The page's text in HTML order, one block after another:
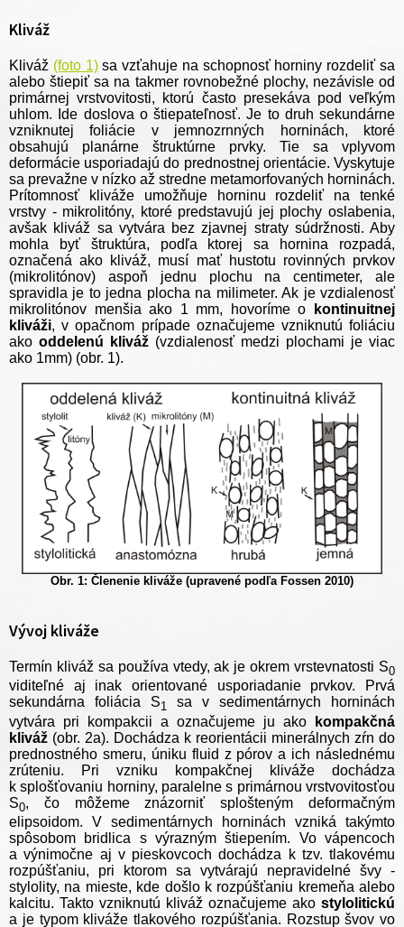
Kliváž
Kliváž (foto 1)sa vzťahuje na schopnosť horniny rozdeliť sa
alebo štiepiť sa na takmer rovnobežné plochy, nezávisle od
primárnej vrstvovitosti, ktorú často presekáva pod veľkým
uhlom. Ide doslova o štiepateľnosť. Je to druh sekundárne
vzniknutej foliácie v jemnozrnných horninách, ktoré
obsahujú planárne štruktúrne prvky. Tie sa vplyvom
deformácie usporiadajú do prednostnej orientácie. Vyskytuje
sa prevažne v nízko až stredne metamorfovaných horninách.
Prítomnosť kliváže umožňuje horninu rozdeliť na tenké
vrstvy - mikrolitóny, ktoré predstavujú jej plochy oslabenia,
avšak kliváž sa vytvára bez zjavnej straty súdržnosti. Aby
mohla byť štruktúra, podľa ktorej sa hornina rozpadá,
označená ako kliváž, musí mať hustotu rovinných prvkov
(mikrolitónov) aspoň jednu plochu na centimeter, ale
spravidla je to jedna plocha na milimeter. Ak je vzdialenosť
mikrolitónov menšia ako 1 mm, hovoríme o
kontinuitnej
kliváži, v opačnom prípade označujeme vzniknutú foliáciu
ako oddelenú kliváž (vzdialenosť medzi plochami je viac
ako 1mm) (obr. 1).
Obr. 1: Členenie kliváže (upravené podľa Fossen 2010)
Vývoj kliváže
Termín kliváž sa používa vtedy, ak je okrem vrstevnatosti S0
viditeľné aj inak orientované usporiadanie prvkov. Prvá
sekundárna foliácia S1 sa v sedimentárnych horninách
vytvára pri kompakcii a označujeme ju ako
kompakčná
kliváž (obr. 2a). Dochádza k reorientácii minerálnych zŕn do
prednostného smeru, úniku fluid z pórov a ich následnému
zrúteniu. Pri vzniku kompakčnej kliváže dochádza
k splošťovaniu horniny, paralelne s primárnou vrstvovitosťou
S0, čo môžeme znázorniť splošteným deformačným
elipsoidom. V sedimentárnych horninách vzniká takýmto
spôsobom bridlica s výrazným štiepením. Vo vápencoch
a výnimočne aj v pieskovcoch dochádza k tzv. tlakovému
rozpúšťaniu, pri ktorom sa vytvárajú nepravidelné švy -
stylolity, na mieste, kde došlo k rozpúšťaniu kremeňa alebo
kalcitu. Takto vzniknutú kliváž označujeme ako stylolitickú
a je typom kliváže tlakového rozpúšťania. Rozstup švov vo